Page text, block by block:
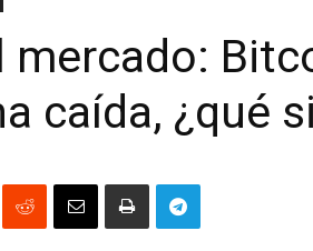
mercado:
caída, ¿qué